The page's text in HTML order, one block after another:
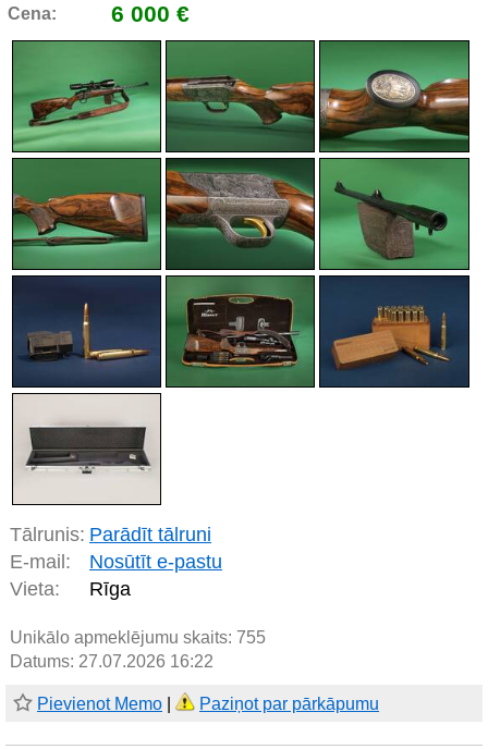
Cena: 6 000 €
Tālrunis: Parādīt tālruni
E-mail:
Nosūtīt e-pastu
Vieta:
Rīga
Unikālo apmeklējumu skaits: 755
Datums: 27.07.2026 16:22
Pievienot Memo Paziņot par pārkāpumu